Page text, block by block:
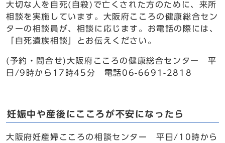
大切な人を自死(自殺)で亡くされた方のために、来所
相談を実施しています。大阪府こころの健康総合セン
ターの相談員が、相談に応じます。お電話の際には、
「自死遺族相談」とお伝えください。
(予約・問合せ)大阪府こころの健康総合センター 平
日/9時から17時45分 電話06-6691-2818
妊娠中や産後にこころが不安になったら
大阪府妊産婦こころの相談センター 平日/10時から